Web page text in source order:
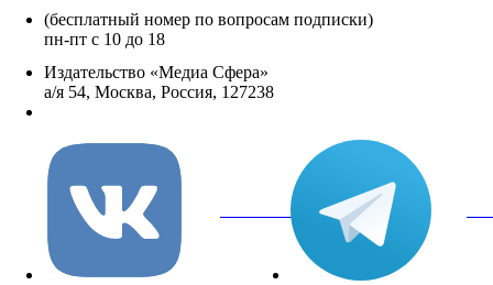
(бесплатный номер по вопросам подписки)
пн-пт с 10 до 18
Издательство «Медиа Сфера»
а/я 54, Москва, Россия, 127238
вКонтакте